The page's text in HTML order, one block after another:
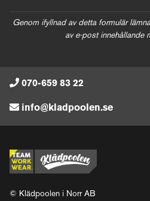
Genom ifyllnad av detta formulär
av e-post innehållande
070-659 83 22
info@kladpoolen.se
© Klädpoolen i Norr AB